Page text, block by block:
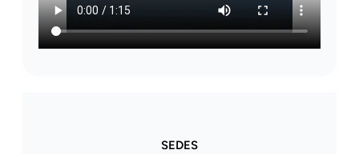
SEDES